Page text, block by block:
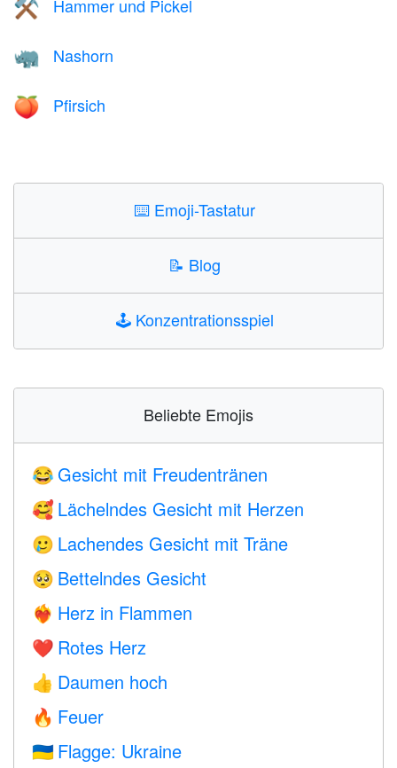
⚒️ Hammer und Pickel
🦏 Nashorn
🍑 Pfirsich
⌨️ Emoji-Tastatur
📝 Blog
🕹️ Konzentrationsspiel
Beliebte Emojis
😂 Gesicht mit Freudentränen
🥰 Lächelndes Gesicht mit Herzen
🥲 Lachendes Gesicht mit Träne
🥺 Bettelndes Gesicht
❤️‍🔥 Herz in Flammen
❤️ Rotes Herz
👍 Daumen hoch
🔥 Feuer
🇺🇦 Flagge: Ukraine